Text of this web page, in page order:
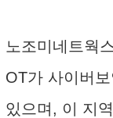
노조미네트웍
OT가 사이버
있으며, 이 지